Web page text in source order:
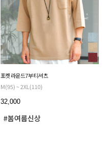
포켓 라운드 7부 티셔츠
M(95) ~ 2XL(110)
32,000